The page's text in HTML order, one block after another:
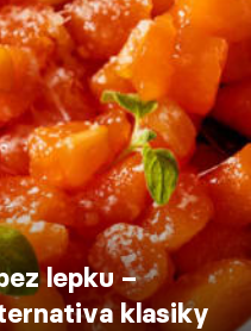
lepku –
klasiky